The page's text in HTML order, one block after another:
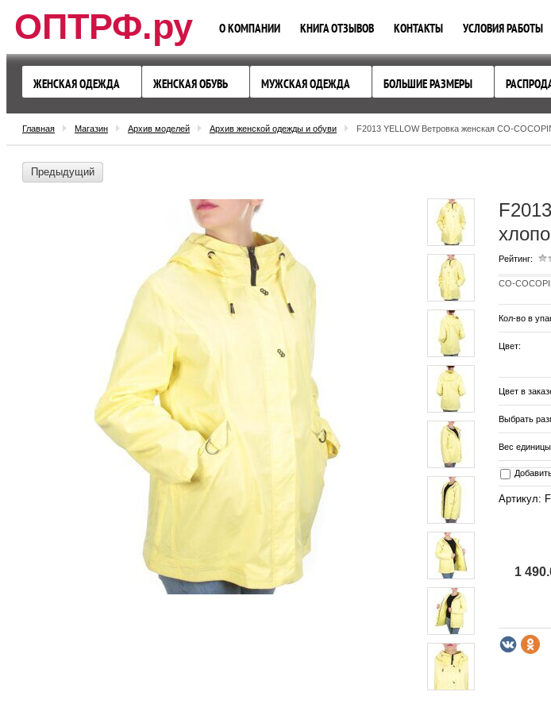
ОПТРФ.ру О КОМПАНИИ КНИГА ОТЗЫВОВ КОНТАКТЫ УСЛОВИЯ РАБОТЫ
ЖЕНСКАЯ ОДЕЖДА ЖЕНСКАЯ ОБУВЬ МУЖСКАЯ ОДЕЖДА БОЛЬШИЕ РАЗМЕРЫ
Главная Магазин Архив моделей Архив женской одежды и обуви F2013 YELLOW Ветровка женская CO-
Предыдущий
Рейтинг:
CO-
Кол-во в
Цвет:
Цвет в
Выбрать
Вес
Артикул:
1